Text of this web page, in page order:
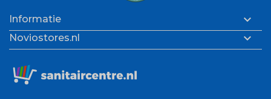
Informatie 
Noviostores.nl 